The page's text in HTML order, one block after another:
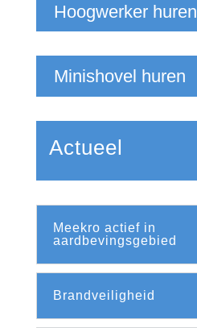
Hoogwerker huren
Minishovel huren
Actueel
Meekro actief in
aardbevingsgebied
Brandveiligheid